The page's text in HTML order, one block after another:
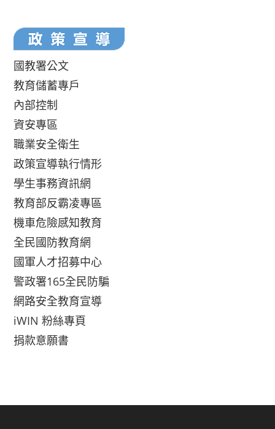
國教署公文
教育儲蓄專戶
內部控制
資安專區
職業安全衛生
政策宣導執行情形
學生事務資訊網
教育部反霸凌專區
機車危險感知教育
全民國防教育網
國軍人才招募中心
警政署165全民防騙
網路安全教育宣導
iWIN 粉絲專頁
捐款意願書